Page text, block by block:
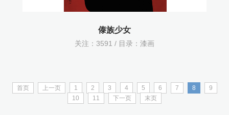
傣族少女
关注： 3591 / 目录： 漆画
首页 上一页 1 2 3 4 5 6 7 8
9
10
11 下一页 末页